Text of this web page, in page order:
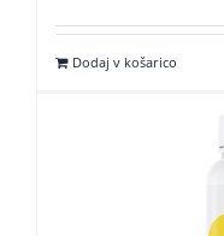
Dodaj v košarico